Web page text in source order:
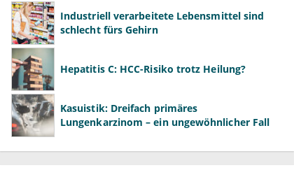
Industriell verarbeitete Lebensmittel sind
schlecht fürs Gehirn
Hepatitis C: HCC-Risiko trotz Heilung?
Kasuistik: Dreifach primäres
Lungenkarzinom – ein ungewöhnlicher Fall